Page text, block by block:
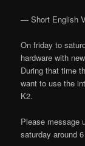
— Short English
On friday to
hardware with
During that time
want to use the
K2.
Please message
saturday around